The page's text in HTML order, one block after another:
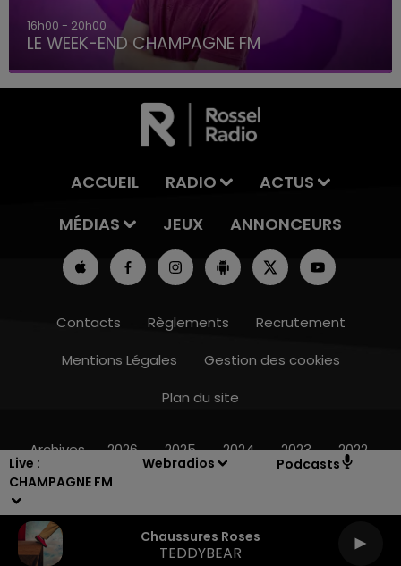
Live :
CHAMPAGNE FM
Webradios Podcasts
Chaussures Roses
TEDDYBEAR
7h00 - 12h00
16h00 - 20h00
LE WEEK-END CHAMPAGNE FM
ACCUEIL RADIO
ACTUS
MÉDIAS
JEUX ANNONCEURS
Contacts Règlements
Recrutement
Mentions Légales
Gestion des cookies
Plan du site
Archives 2026 2025 2024 2023 2022